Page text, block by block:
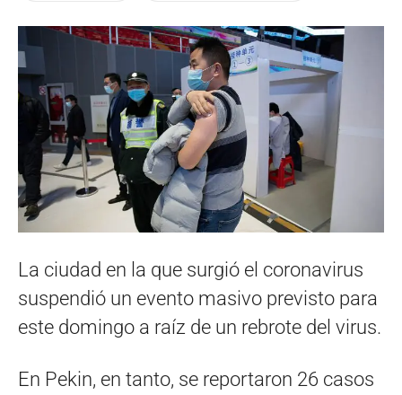
La ciudad en la que surgió el coronavirus
suspendió un evento masivo previsto para
este domingo a raíz de un rebrote del virus.
En Pekin, en tanto, se reportaron 26 casos